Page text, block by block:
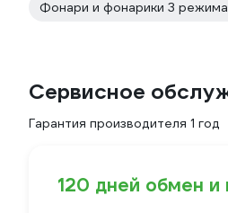
Фонари и фонарики 3
Сервисное
Гарантия производителя 1 год
120 дней обмен и